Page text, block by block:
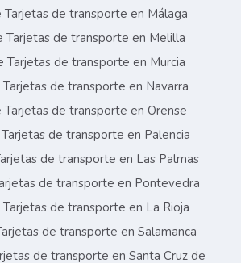
Tarjetas de transporte en Málaga
Tarjetas de transporte en Melilla
Tarjetas de transporte en Murcia
de transporte en Navarra
Tarjetas de transporte en Orense
de transporte en Palencia
de transporte en Las Palmas
de transporte en Pontevedra
de transporte en La Rioja
de transporte en Salamanca
de transporte en Santa Cruz de